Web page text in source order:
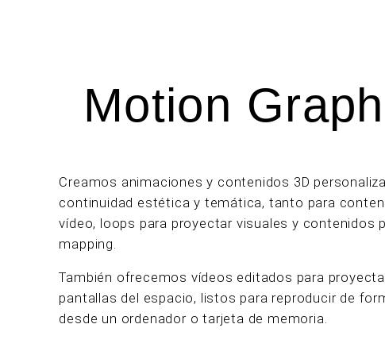
Motion
Creamos animaciones y contenidos 3D
continuidad estética y temática, tanto para
vídeo, loops para proyectar visuales y contenidos
mapping.
También ofrecemos vídeos editados para
pantallas del espacio, listos para reproducir de
desde un ordenador o tarjeta de memoria.